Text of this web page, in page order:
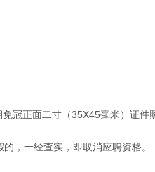
冠正面二寸（35X45毫米）证件
，一经查实，即取消应聘资格。